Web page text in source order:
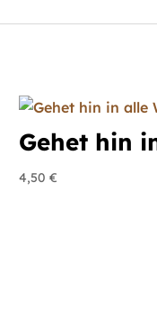
Gehet hin
4,50 €